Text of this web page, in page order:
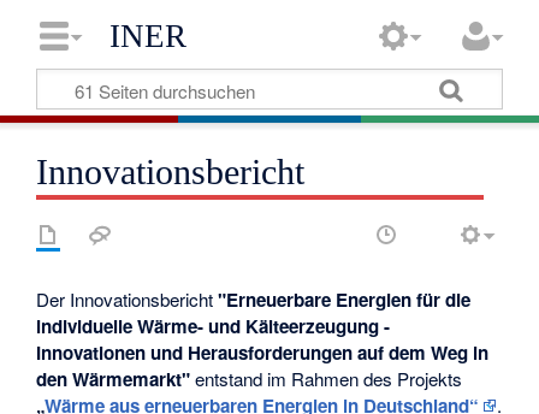
INER
Innovationsbericht
Der Innovationsbericht"Erneuerbare Energien für die
individuelle Wärme- und Kälteerzeugung -
Innovationen und Herausforderungen auf dem Weg in
den Wärmemarkt"entstand im Rahmen des Projekts
„Wärme aus erneuerbaren Energien in Deutschland“
.